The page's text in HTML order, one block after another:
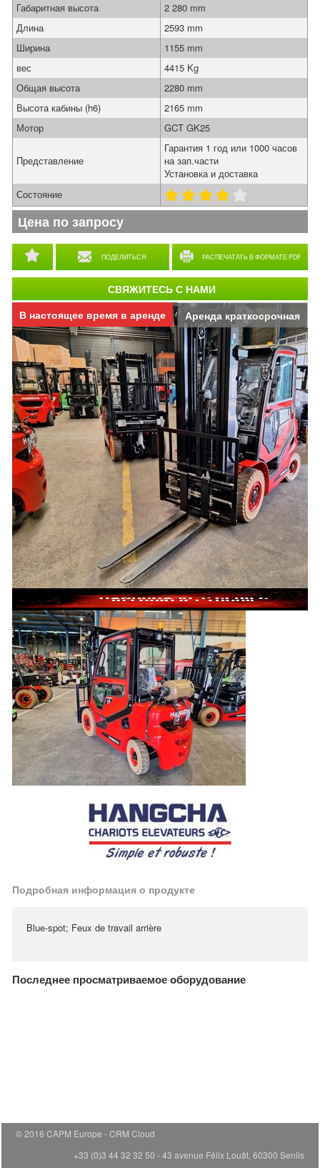
Аренда краткосрочная
В настоящее время в аренде
ПОДЕЛИТЬСЯ РАСПЕЧАТАТЬ В ФОРМАТЕ PDF
Габаритная высота
2 280 mm
Длина
2593 mm
Ширина
1155 mm
вес
4415 Kg
Общая высота
2280 mm
Высота кабины (h6)
2165 mm
Мотор
GCT GK25
Представление
Гарантия 1 год или 1000 часов
на зап.части
Установка и доставка
Состояние
Цена по запросу
Подробная информация о продукте
Blue-spot; Feux de travail arrière
СВЯЖИТЕСЬ С НАМИ
Последнее просматриваемое оборудование
© 2016 CAPM Europe
CRM Cloud
+33 (0)3 44 32 32 50 - 43 avenue Félix Louât, 60300 Senlis